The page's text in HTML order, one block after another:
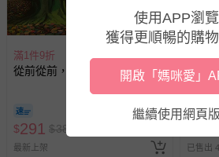
滿1件9折
從前從前，在森林…
$291 $380
最新上架
日本
首選
破盤
已售出
使用APP瀏覽
獲得更順暢的購
開啟「媽咪愛」
繼續使用網頁版